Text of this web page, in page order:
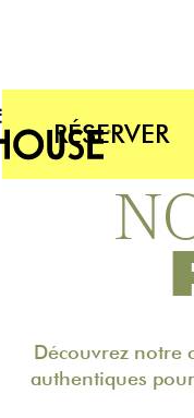
RÉSERVER
Découvrez notre
authentiques